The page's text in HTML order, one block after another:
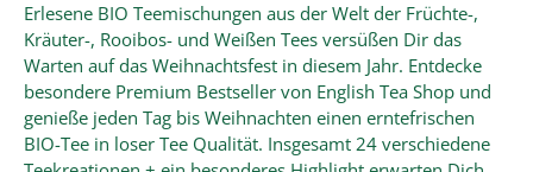
Erlesene BIO Teemischungen aus der Welt der Früchte-,
Kräuter-, Rooibos- und Weißen Tees versüßen Dir das
Warten auf das Weihnachtsfest in diesem Jahr. Entdecke
besondere Premium Bestseller von English Tea Shop und
genieße jeden Tag bis Weihnachten einen erntefrischen
BIO-Tee in loser Tee Qualität. Insgesamt 24 verschiedene